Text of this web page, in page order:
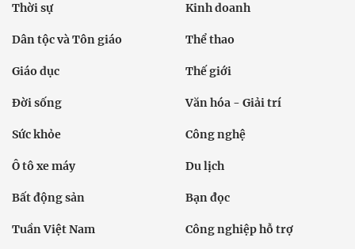
Thời sự Kinh doanh
Dân tộc và Tôn giáo Thể thao
Giáo dục Thế giới
Đời sống Văn hóa - Giải trí
Sức khỏe Công nghệ
Ô tô xe máy Du lịch
Bất động sản Bạn đọc
Tuần Việt Nam Công nghiệp hỗ trợ